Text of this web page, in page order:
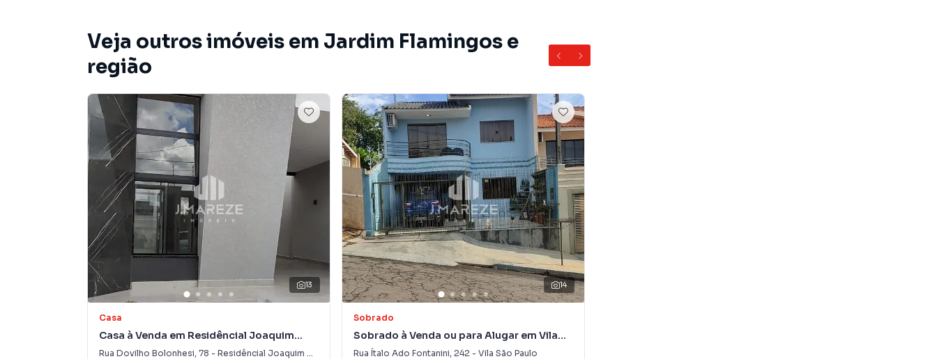
Veja outros imóveis em Jardim Flamingos e
região
13
Casa
Casa à Venda em Residêncial Joaquim
Vicente de Castro
Rua Dovilho Bolonhesi, 78 - Residêncial Joaquim Vicente de Castro
14
Sobrado
Sobrado à Venda ou para Alugar em Vila
São Paulo
Rua Ítalo Ado Fontanini, 242 - Vila São Paulo